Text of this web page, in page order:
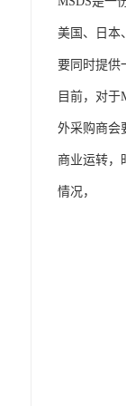
美国、日本
要同时提供
目前，对于
外采购商会
商业运转，
情况，